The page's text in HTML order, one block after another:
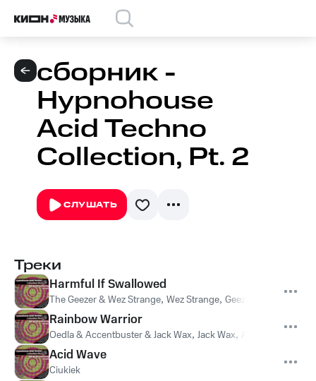
сборник -
Hypnohouse
Acid Techno
Collection, Pt. 2
СЛУШАТЬ
Треки
Harmful If Swallowed
The Geezer & Wez Strange, Wez Strange, Geezer
Rainbow Warrior
Oedla & Accentbuster & Jack Wax, Jack Wax, Accentbuster
Acid Wave
Ciukiek